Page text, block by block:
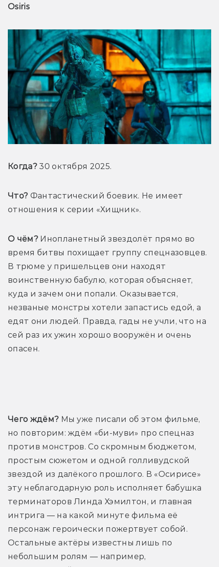
Osiris
Когда? 30 октября 2025.
Что? Фантастический боевик. Не имеет
отношения к серии «Хищник».
О чём? Инопланетный звездолёт прямо во
время битвы похищает группу спецназовцев.
В трюме у пришельцев они находят
воинственную бабулю, которая объясняет,
куда и зачем они попали. Оказывается,
незваные монстры хотели запастись едой, а
едят они людей. Правда, гады не учли, что на
сей раз их ужин хорошо вооружён и очень
опасен.
Чего ждём? Мы уже писали об этом фильме,
но повторим: ждём «би-муви» про спецназ
против монстров. Со скромным бюджетом,
простым сюжетом и одной голливудской
звездой из далёкого прошлого. В «Осирисе»
эту неблагодарную роль исполняет бабушка
терминаторов Линда Хэмилтон, и главная
интрига — на какой минуте фильма её
персонаж героически пожертвует собой.
Остальные актёры известны лишь по
небольшим ролям — например,